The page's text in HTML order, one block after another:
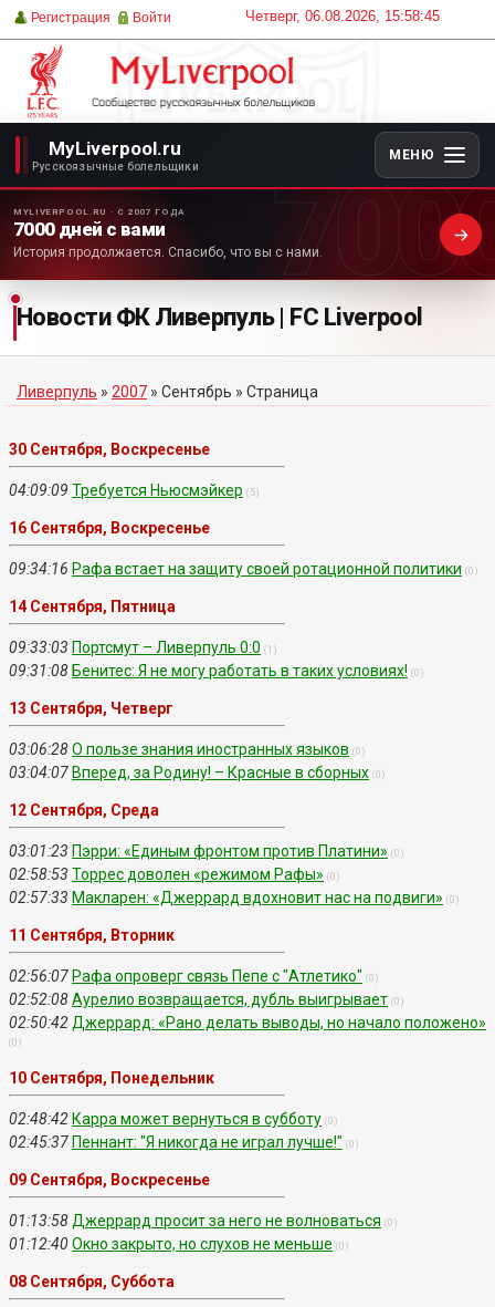
Четверг, 06.08.2026, 15:58:45
Регистрация Войти
MyLiverpool.ru
Русскоязычные болельщики
МЕНЮ
MYLIVERPOOL.RU · С 2007 ГОДА
7000 дней с вами
История продолжается. Спасибо, что вы с нами.
Новости ФК Ливерпуль | FC Liverpool
Ливерпуль » 2007 » Сентябрь » Страница
30 Сентября, Воскресенье
04:09:09 Требуется Ньюсмэйкер (5)
16 Сентября, Воскресенье
09:34:16 Рафа встает на защиту своей ротационной политики (0)
14 Сентября, Пятница
09:33:03 Портсмут – Ливерпуль 0:0 (1)
09:31:08 Бенитес: Я не могу работать в таких условиях! (0)
13 Сентября, Четверг
03:06:28О пользе знания иностранных языков (0)
03:04:07 Вперед, за Родину! – Красные в сборных (0)
12 Сентября, Среда
03:01:23 Пэрри: «Единым фронтом против Платини» (0)
02:58:53 Торрес доволен «режимом Рафы» (0)
02:57:33 Макларен: «Джеррард вдохновит нас на подвиги» (0)
11 Сентября, Вторник
02:56:07 Рафа опроверг связь Пепе с "Атлетико" (0)
02:52:08Аурелио возвращается, дубль выигрывает (0)
02:50:42 Джеррард: «Рано делать выводы, но начало положено»
(0)
10 Сентября, Понедельник
02:48:42 Карра может вернуться в субботу (0)
02:45:37 Пеннант: "Я никогда не играл лучше!" (0)
09 Сентября, Воскресенье
01:13:58 Джеррард просит за него не волноваться (0)
01:12:40Окно закрыто, но слухов не меньше (0)
08 Сентября, Суббота